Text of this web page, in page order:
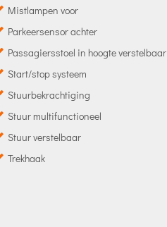
Mistlampen voor
Parkeersensor achter
Passagiersstoel in hoogte verstelbaar
Start/stop systeem
Stuurbekrachtiging
Stuur multifunctioneel
Stuur verstelbaar
Trekhaak